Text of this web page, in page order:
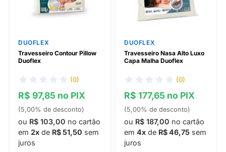
DUOFLEX
Travesseiro Contour Pillow
Duoflex
(0)
R$ 97,85 no PIX
(5,00% de desconto)
ou R$ 103,00 no cartão
em 2x de R$ 51,50 sem
juros
DUOFLEX
Travesseiro Nasa Alto Luxo
Capa Malha Duoflex
(0)
R$ 177,65 no PIX
(5,00% de desconto)
ou R$ 187,00 no cartão
em 4x de R$ 46,75 sem
juros